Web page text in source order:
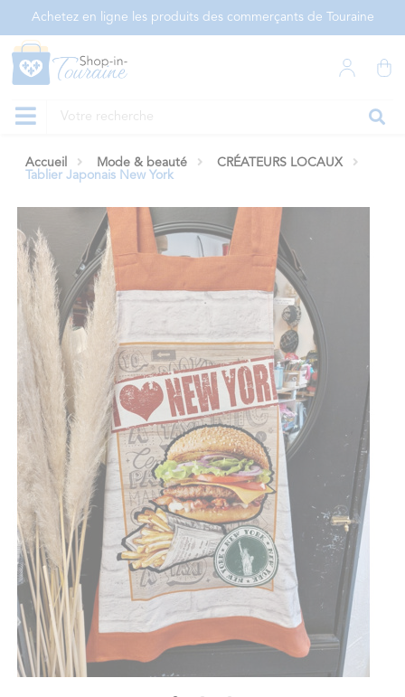
Achetez en ligne les produits des commerçants de Touraine
Accueil Mode & beauté
CRÉATEURS LOCAUX
Tablier Japonais New York
Panneau de gestion des cookies